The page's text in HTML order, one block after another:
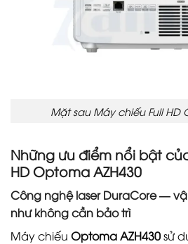
Mặt sau Máy chiếu Full HD
Những ưu điểm nổi bật
HD Optoma AZH430
Công nghệ laser DuraCore —
như không cần bảo trì
Máy chiếu Optoma AZH430sử